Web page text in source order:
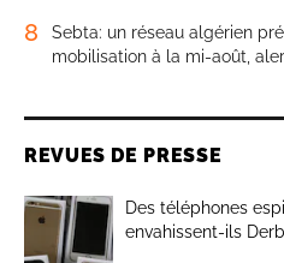
8
Sebta: un réseau algérien
mobilisation à la mi-août,
REVUES DE PRESSE
Des téléphones
envahissent-ils